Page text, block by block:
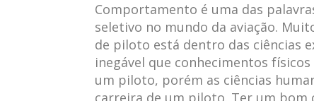
Comportamento é uma das
seletivo no mundo da aviação.
de piloto está dentro das ciências
inegável que conhecimentos
um piloto, porém as ciências
carreira de um piloto. Ter um